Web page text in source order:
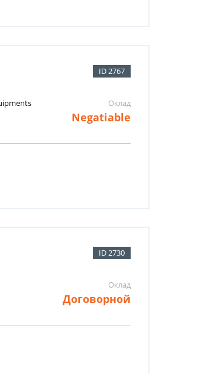
ID 2767
Оклад
Negatiable
ID 2730
Оклад
Договорной